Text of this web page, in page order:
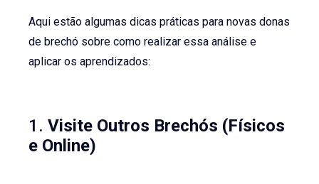
Aqui estão algumas dicas práticas para novas donas
de brechó sobre como realizar essa análise e
aplicar os aprendizados:
1.Visite Outros Brechós (Físicos
e Online)